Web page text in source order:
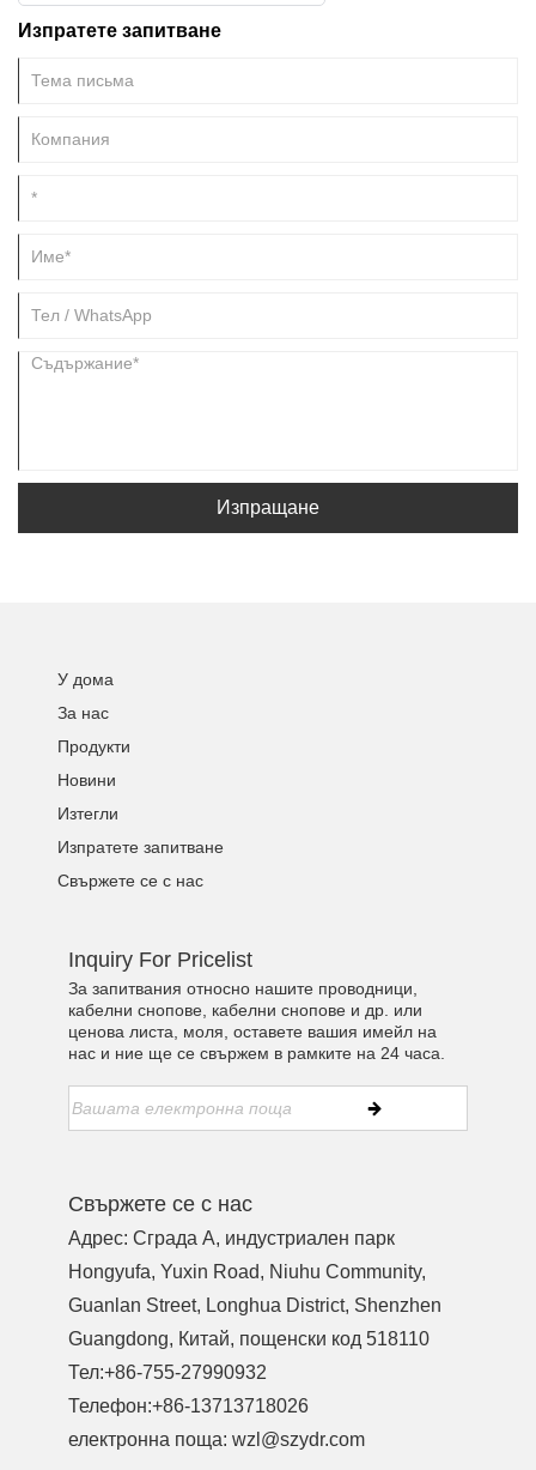
Изпратете запитване
Изпращане
У дома
За нас
Продукти
Новини
Изтегли
Изпратете запитване
Свържете се с нас
Inquiry For Pricelist
За запитвания относно нашите проводници,
кабелни снопове, кабелни снопове и др. или
ценова листа, моля, оставете вашия имейл на
нас и ние ще се свържем в рамките на 24 часа.
Свържете се с нас
Адрес: Сграда A, индустриален парк
Hongyufa, Yuxin Road, Niuhu Community,
Guanlan Street, Longhua District, Shenzhen
Guangdong, Китай, пощенски код 518110
Тел:+86-755-27990932
Телефон:+86-13713718026
електронна поща:wzl@szydr.com